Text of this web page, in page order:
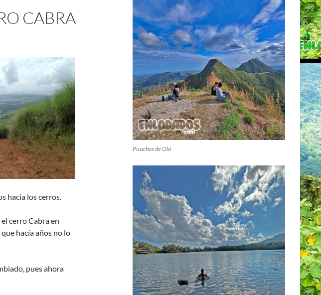
CABRA
hacia los cerros.
cerro Cabra en
hacía años no lo
pues ahora
Picachos de Olá